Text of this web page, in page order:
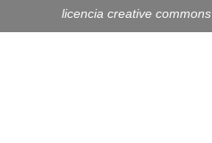
licencia creative commons